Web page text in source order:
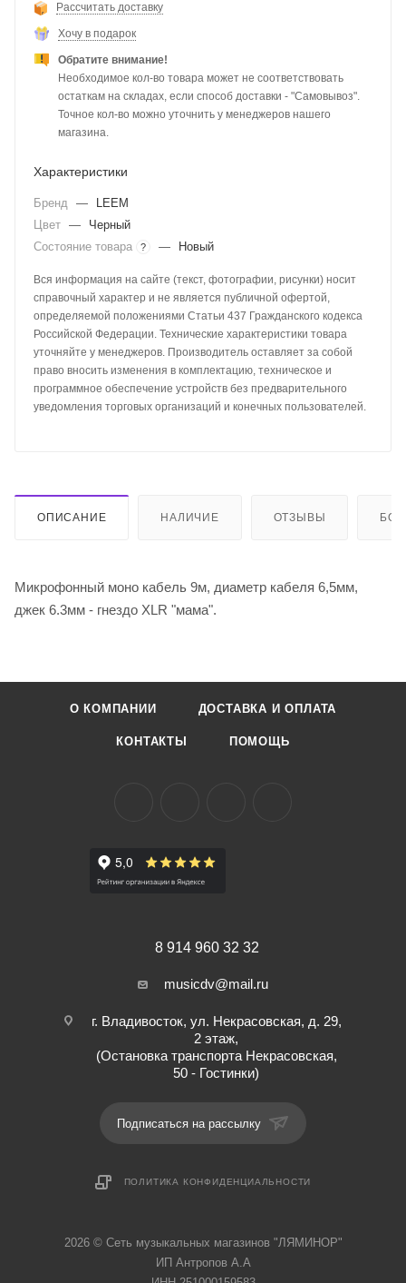
Рассчитать доставку
Хочу в подарок
Обратите внимание!
Необходимое кол-во товара может не соответствовать
остаткам на складах, если способ доставки - "Самовывоз".
Точное кол-во можно уточнить у менеджеров нашего
магазина.
Характеристики
Бренд —
LEEM
Цвет —
Черный
Состояние товара
? — Новый
Вся информация на сайте (текст, фотографии, рисунки) носит
справочный характер и не является публичной офертой,
определяемой положениями Статьи 437 Гражданского кодекса
Российской Федерации. Технические характеристики товара
уточняйте у менеджеров. Производитель оставляет за собой
право вносить изменения в комплектацию, техническое и
программное обеспечение устройств без предварительного
уведомления торговых организаций и конечных пользователей.
ОПИСАНИЕ НАЛИЧИЕ ОТЗЫВЫ
Микрофонный моно кабель 9м, диаметр кабеля 6,5мм,
джек 6.3мм - гнездо XLR "мама".
О КОМПАНИИ ДОСТАВКА И ОПЛАТА
КОНТАКТЫ ПОМОЩЬ
8 914 960 32 32
musicdv@mail.ru
г. Владивосток, ул. Некрасовская, д. 29,
2 этаж,
(Остановка транспорта Некрасовская,
50 - Гостинки)
Подписаться на рассылку
ПОЛИТИКА КОНФИДЕНЦИАЛЬНОСТИ
2026 © Cеть музыкальных магазинов "ЛЯМИНОР"
ИП Антропов А.А